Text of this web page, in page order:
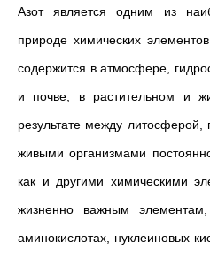
Азот является одним из
природе химических
содержится в атмосфере,
и почве, в растительном и
результате между
живыми организмами
как и другими химическими
жизненно важным
аминокислотах, нуклеиновых